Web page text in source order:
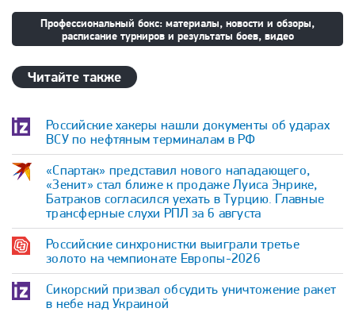
Профессиональный бокс: материалы, новости и обзоры,
расписание турниров и результаты боев, видео
Читайте также
Российские хакеры нашли документы об ударах
ВСУ по нефтяным терминалам в РФ
«Спартак» представил нового нападающего,
«Зенит» стал ближе к продаже Луиса Энрике,
Батраков согласился уехать в Турцию. Главные
трансферные слухи РПЛ за 6 августа
Российские синхронистки выиграли третье
золото на чемпионате Европы-2026
Сикорский призвал обсудить уничтожение ракет
в небе над Украиной